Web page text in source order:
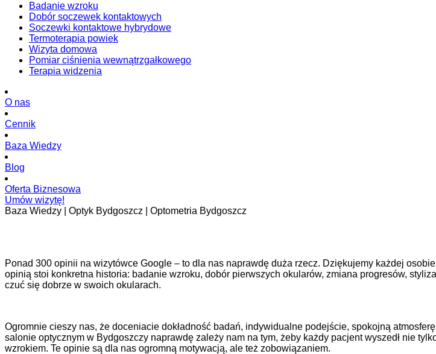
Badanie wzroku
Dobór soczewek kontaktowych
Soczewki kontaktowe hybrydowe
Termoterapia powiek
Wizyta domowa
Pomiar ciśnienia wewnątrzgałkowego
Terapia widzenia
O nas
Cennik
Baza Wiedzy
Blog
Oferta Biznesowa
Umów wizytę!
Baza Wiedzy | Optyk Bydgoszcz | Optometria Bydgoszcz
Ponad 300 opinii na wizytówce Google – to dla nas naprawdę duża rzecz. Dziękujemy każdej
opinią stoi konkretna historia: badanie wzroku, dobór pierwszych okularów, zmiana progresów,
czuć się dobrze w swoich okularach.
Ogromnie cieszy nas, że doceniacie dokładność badań, indywidualne podejście, spokojną
salonie optycznym w Bydgoszczy naprawdę zależy nam na tym, żeby każdy pacjent wyszedł nie
wzrokiem. Te opinie są dla nas ogromną motywacją, ale też zobowiązaniem.